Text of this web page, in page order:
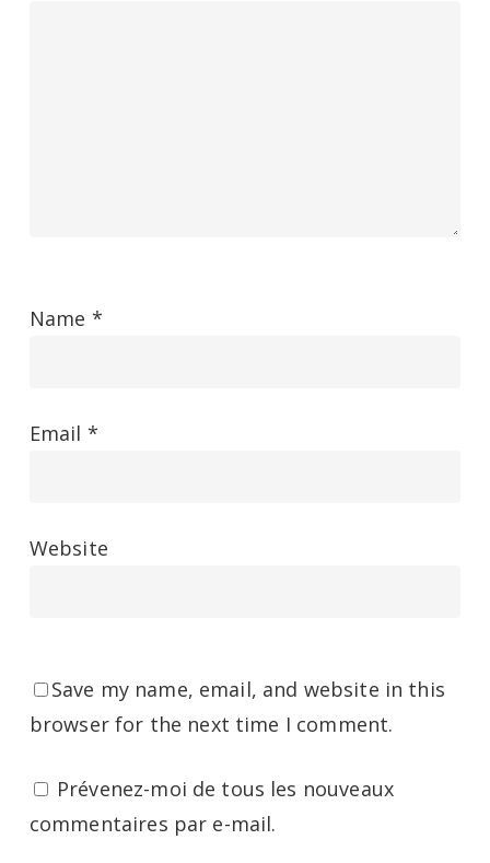
Name *
Email *
Website
Save my name, email, and website in this
browser for the next time I comment.
Prévenez-moi de tous les nouveaux
commentaires par e-mail.